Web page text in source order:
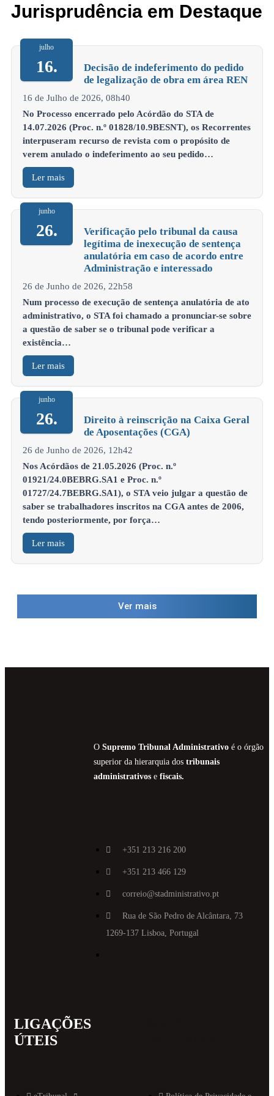
Jurisprudência em Destaque
julho
16.
Decisão de indeferimento do pedido
de legalização de obra em área REN
16 de Julho de 2026, 08h40
No Processo encerrado pelo Acórdão do STA de
14.07.2026 (Proc. n.º 01828/10.9BESNT), os Recorrentes
interpuseram recurso de revista com o propósito de
verem anulado o indeferimento ao seu pedido…
Ler mais
junho
26.
Verificação pelo tribunal da causa
legítima de inexecução de sentença
anulatória em caso de acordo entre
Administração e interessado
26 de Junho de 2026, 22h58
Num processo de execução de sentença anulatória de ato
administrativo, o STA foi chamado a pronunciar-se sobre
a questão de saber se o tribunal pode verificar a
existência…
Ler mais
junho
26.
Direito à reinscrição na Caixa Geral
de Aposentações (CGA)
26 de Junho de 2026, 12h42
Nos Acórdãos de 21.05.2026 (Proc. n.º
01921/24.0BEBRG.SA1 e Proc. n.º
01727/24.7BEBRG.SA1), o STA veio julgar a questão de
saber se trabalhadores inscritos na CGA antes de 2006,
tendo posteriormente, por força…
Ler mais
Ver mais
O Supremo Tribunal Administrativoé o órgão
superior da hierarquia dos tribunais
administrativose fiscais.
+351 213 216 200
+351 213 466 129
correio@stadministrativo.pt
Rua de São Pedro de Alcântara, 73
1269-137 Lisboa, Portugal
LIGAÇÕES
ÚTEIS